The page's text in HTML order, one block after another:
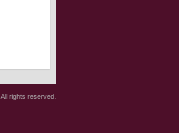
All rights reserved.